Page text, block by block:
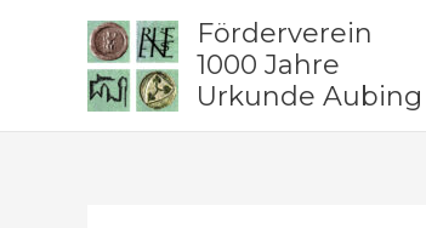
Förderverein
1000 Jahre
Urkunde Aubing